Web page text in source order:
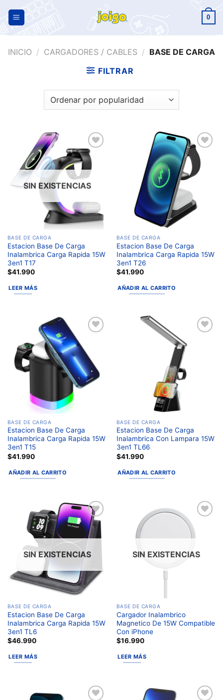
0
INICIO / CARGADORES / CABLES / BASE DE CARGA
FILTRAR
Añadir
a la
lista de
deseos
SIN EXISTENCIAS
BASE DE CARGA
Estacion Base De Carga
Inalambrica Carga Rapida 15W
3en1 T17
$41.990
LEER MÁS
Añadir
a la
lista de
deseos
BASE DE CARGA
Estacion Base De Carga
Inalambrica Carga Rapida 15W
3en1 T26
$41.990
AÑADIR AL CARRITO
lista de
deseos
BASE DE CARGA
Estacion Base De Carga
Inalambrica Carga Rapida 15W
3en1 T15
$41.990
AÑADIR AL CARRITO
BASE DE CARGA
Estacion Base De Carga
Inalambrica Con Lampara 15W
3en1 TL66
$41.990
AÑADIR AL CARRITO
Añadir
a la
lista de
deseos
SIN EXISTENCIAS
BASE DE CARGA
Estacion Base De Carga
Inalambrica Carga Rapida 15W
3en1 TL6
$46.990
LEER MÁS
Añadir
lista de
SIN EXISTENCIAS
BASE DE CARGA
Cargador Inalambrico
Magnetico De 15W Compatible
Con iPhone
$16.990
LEER MÁS